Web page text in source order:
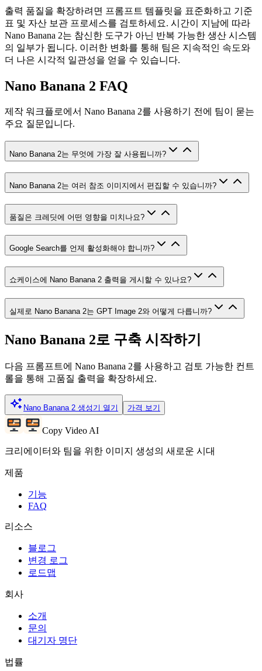
출력 품질을 확장하려면 프롬프트 템플릿을 표준화하고 기준
표 및 자산 보관 프로세스를 검토하세요. 시간이 지남에 따라
Nano Banana 2는 참신한 도구가 아닌 반복 가능한 생산 시스템
의 일부가 됩니다. 이러한 변화를 통해 팀은 지속적인 속도와
더 나은 시각적 일관성을 얻을 수 있습니다.
Nano Banana 2 FAQ
제작 워크플로에서 Nano Banana 2를 사용하기 전에 팀이 묻는
주요 질문입니다.
Nano Banana 2는 무엇에 가장 잘 사용됩니까?
Nano Banana 2는 여러 참조 이미지에서 편집할 수 있습니까?
품질은 크레딧에 어떤 영향을 미치나요?
Google Search를 언제 활성화해야 합니까?
쇼케이스에 Nano Banana 2 출력을 게시할 수 있나요?
실제로 Nano Banana 2는 GPT Image 2와 어떻게 다릅니까?
Nano Banana 2로 구축 시작하기
다음 프롬프트에 Nano Banana 2를 사용하고 검토 가능한 컨트
롤을 통해 고품질 출력을 확장하세요.
Nano Banana 2 생성기 열기 가격 보기
Copy Video AI
크리에이터와 팀을 위한 이미지 생성의 새로운 시대
제품
기능
FAQ
리소스
블로그
변경 로그
로드맵
회사
소개
문의
대기자 명단
법률